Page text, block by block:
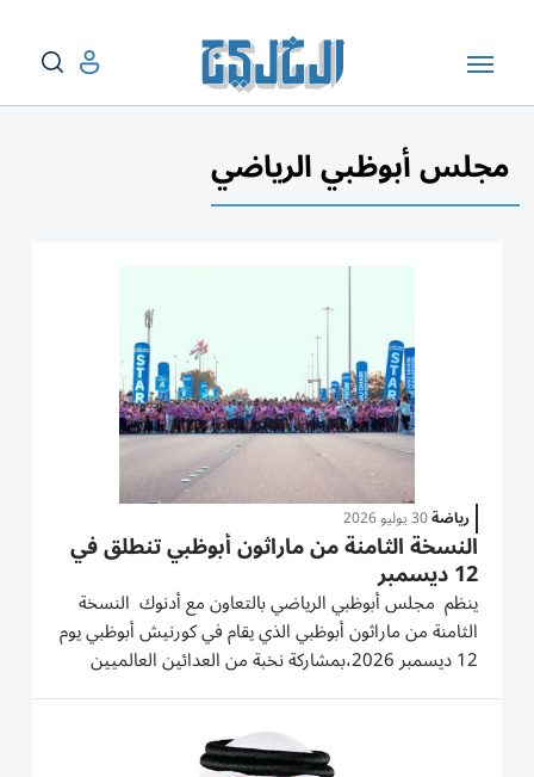
مجلس أبوظبي الرياضي
رياضة30 يوليو 2026
النسخة الثامنة من ماراثون أبوظبي تنطلق في
12 ديسمبر
ينظم مجلس أبوظبي الرياضي بالتعاون مع أدنوك النسخة
الثامنة من ماراثون أبوظبي الذي يقام في كورنيش أبوظبي يوم
12 ديسمبر 2026،بمشاركة نخبة من العدائين العالميين
وآلاف المشاركين من مختلف الجنسيات والفئات